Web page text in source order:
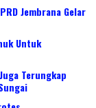
Jembrana Gelar
Untuk
Terungkap